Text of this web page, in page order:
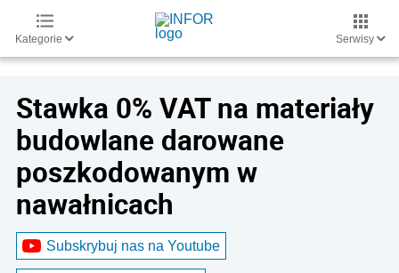
Kategorie Serwisy
Stawka 0% VAT na materiały
budowlane darowane
poszkodowanym w
nawałnicach
Subskrybuj nas na Youtube